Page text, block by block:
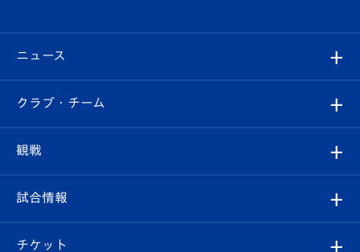
ニュース
すべて
クラブ
試合情報
クラブ・チーム
クラブ概要
観戦
観戦ルール
試合情報
試合日程/結果
チケット